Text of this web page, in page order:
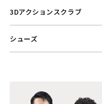
3Dアクションスクラブ
シューズ